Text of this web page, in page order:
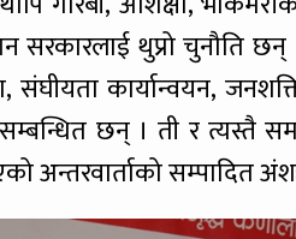
सरकारलाई थुप्रो चुनौति
संघीयता कार्यान्वयन,
छन् । ती र त्यस्तै
अन्तरवार्ताको सम्पादित